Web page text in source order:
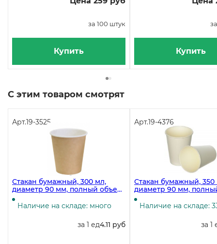
за 100 штук
Купить Купить
С этим товаром смотрят
Арт.19-3525
Стакан бумажный, 300 мл,
диаметр 90 мм, полный объем
364 мл, крафт, 50 штук
Наличие на складе: много
за 1 ед4.11 руб
Арт.19-4376
Стакан бумажный, 350
диаметр 90 мм,
420 мл, белый, 50 штук
Наличие на складе:
за 1